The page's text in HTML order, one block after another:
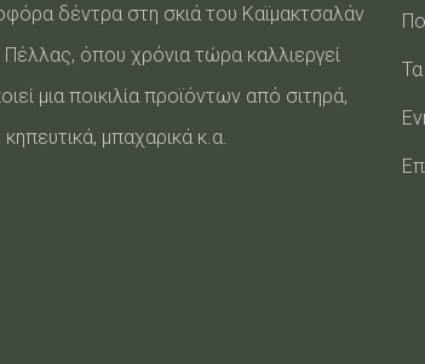
δέντρα στη σκιά του Καϊμακτσαλάν
όπου χρόνια τώρα καλλιεργεί
μια ποικιλία προϊόντων από σιτηρά,
μπαχαρικά κ.α.